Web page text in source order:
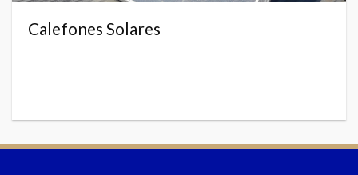
Calefones Solares